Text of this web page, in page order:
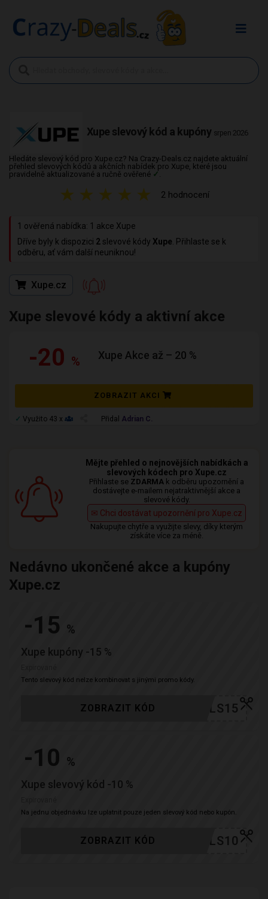
Xupe slevový kód a kupóny srpen 2026
Hledáte slevový kód pro Xupe.cz? Na Crazy-Deals.cz najdete aktuální
přehled slevových kódů a akčních nabídek pro Xupe, které jsou
pravidelně aktualizované a ručně ověřené ✓ .
★ ★ ★ ★ ★ 2 hodnocení
1 ověřená nabídka: 1 akce Xupe
Dříve byly k dispozici 2 slevové kódy Xupe. Přihlaste se k
odběru, ať vám další neuniknou!
Xupe.cz
Xupe slevové kódy a aktivní akce
-20 % Xupe Akce až – 20 %
ZOBRAZIT AKCI
✓ Využito 43 x Přidal Adrian C.
Mějte přehled o nejnovějších nabídkách a
slevových kódech pro Xupe.cz
Přihlaste se ZDARMA k odběru upozornění a
dostávejte e-mailem nejatraktivnější akce a
slevové kódy.
✉ Chci dostávat upozornění pro Xupe.cz
Nakupujte chytře a využijte slevy, díky kterým
získáte více za méně.
Nedávno ukončené akce a kupóny
Xupe.cz
-15 %
Xupe kupóny -15 %
Tento slevový kód nelze kombinovat s jinými promo kódy.
YDEALS15
ZOBRAZIT KÓD
-10 %
Xupe slevový kód -10 %
Na jednu objednávku lze uplatnit pouze jeden slevový kód nebo kupón.
YDEALS10
ZOBRAZIT KÓD